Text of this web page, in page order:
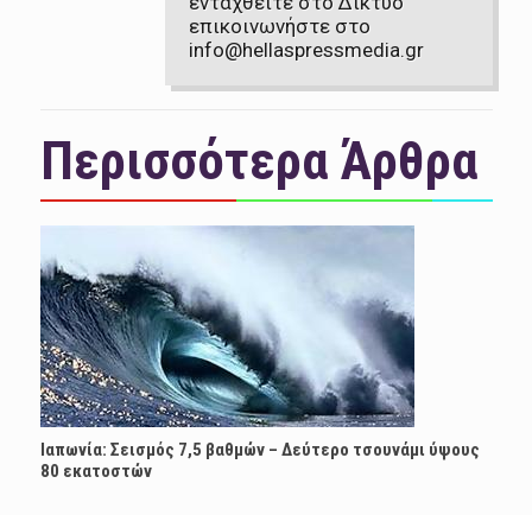
επικοινωνήστε στο
info@hellaspressmedia.gr
Περισσότερα Άρθρα
Ιαπωνία: Σεισμός 7,5 βαθμών – Δεύτερο τσουνάμι ύψους
80 εκατοστών